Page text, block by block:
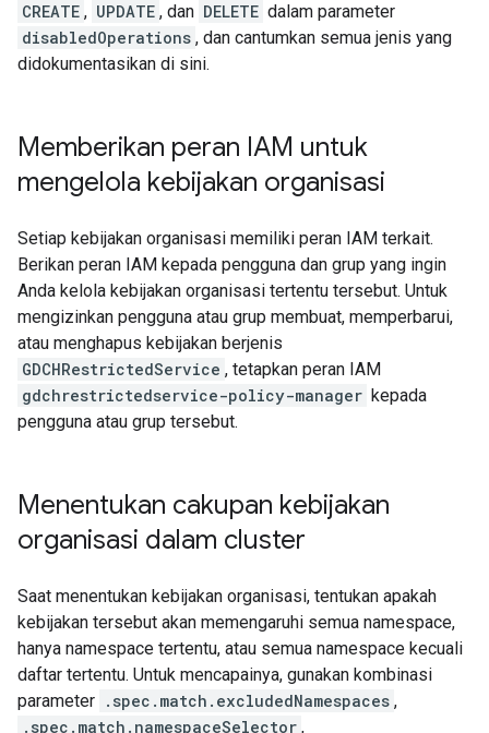
CREATE , UPDATE , dan DELETE dalam parameter
disabledOperations , dan cantumkan semua jenis yang
didokumentasikan di sini.
Memberikan peran IAM untuk
mengelola kebijakan organisasi
Setiap kebijakan organisasi memiliki peran IAM terkait.
Berikan peran IAM kepada pengguna dan grup yang ingin
Anda kelola kebijakan organisasi tertentu tersebut. Untuk
mengizinkan pengguna atau grup membuat, memperbarui,
atau menghapus kebijakan berjenis
GDCHRestrictedService , tetapkan peran IAM
gdchrestrictedservice-policy-manager kepada
pengguna atau grup tersebut.
Menentukan cakupan kebijakan
organisasi dalam cluster
Saat menentukan kebijakan organisasi, tentukan apakah
kebijakan tersebut akan memengaruhi semua namespace,
hanya namespace tertentu, atau semua namespace kecuali
daftar tertentu. Untuk mencapainya, gunakan kombinasi
parameter .spec.match.excludedNamespaces ,
.spec.match.namespaceSelector ,